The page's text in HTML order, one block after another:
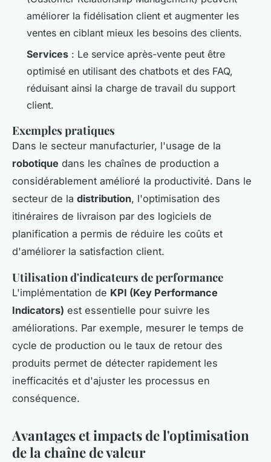
améliorer la fidélisation client et augmenter les
ventes en ciblant mieux les besoins des clients.
Services : Le service après-vente peut être
optimisé en utilisant des chatbots et des FAQ,
réduisant ainsi la charge de travail du support
client.
Exemples pratiques
Dans le secteur manufacturier, l'usage de la
robotique dans les chaînes de production a
considérablement amélioré la productivité. Dans le
secteur de la distribution, l'optimisation des
itinéraires de livraison par des logiciels de
planification a permis de réduire les coûts et
d'améliorer la satisfaction client.
Utilisation d'indicateurs de performance
L'implémentation de KPI (Key Performance
Indicators) est essentielle pour suivre les
améliorations. Par exemple, mesurer le temps de
cycle de production ou le taux de retour des
produits permet de détecter rapidement les
inefficacités et d'ajuster les processus en
conséquence.
Avantages et impacts de l'optimisation
de la chaîne de valeur